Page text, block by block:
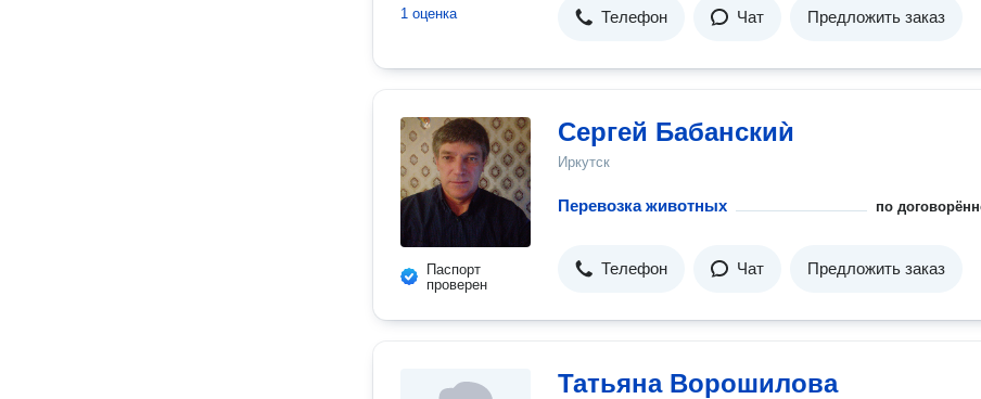
1 оценка Телефон Чат Предложить заказ
Паспорт
проверен
Сергей Бабанскиѝ
Иркутск
Перевозка животных по
Телефон Чат Предложить заказ
Татьяна Ворошилова